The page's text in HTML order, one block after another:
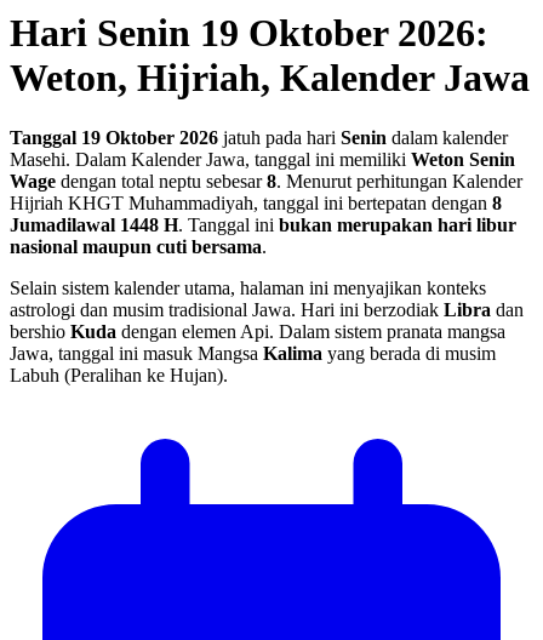
Hari Senin 19 Oktober 2026:
Weton, Hijriah, Kalender Jawa
Tanggal 19 Oktober 2026 jatuh pada hari Senin dalam kalender
Masehi. Dalam Kalender Jawa, tanggal ini memiliki Weton Senin
Wage dengan total neptu sebesar8. Menurut perhitungan Kalender
Hijriah KHGT Muhammadiyah, tanggal ini bertepatan dengan 8
Jumadilawal 1448 H. Tanggal ini bukan merupakan hari libur
nasional maupun cuti bersama.
Selain sistem kalender utama, halaman ini menyajikan konteks
astrologi dan musim tradisional Jawa. Hari ini berzodiak Libra dan
bershio Kuda dengan elemen Api. Dalam sistem pranata mangsa
Jawa, tanggal ini masuk Mangsa Kalima yang berada di musim
Labuh (Peralihan ke Hujan).